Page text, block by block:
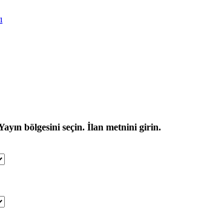
bölgesini seçin. İlan metnini girin.